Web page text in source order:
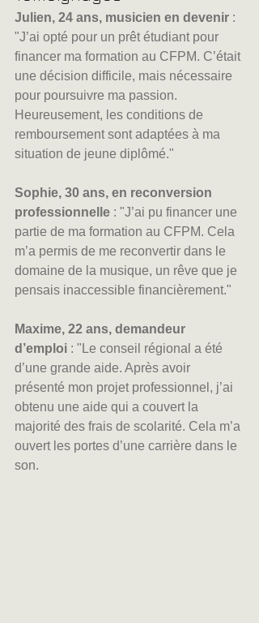
Julien, 24 ans, musicien en devenir :
"J’ai opté pour un prêt étudiant pour
financer ma formation au CFPM. C’était
une décision difficile, mais nécessaire
pour poursuivre ma passion.
Heureusement, les conditions de
remboursement sont adaptées à ma
situation de jeune diplômé."
Sophie, 30 ans, en reconversion
professionnelle : "J’ai pu financer une
partie de ma formation au CFPM. Cela
m’a permis de me reconvertir dans le
domaine de la musique, un rêve que je
pensais inaccessible financièrement."
Maxime, 22 ans, demandeur
d’emploi : "Le conseil régional a été
d’une grande aide. Après avoir
présenté mon projet professionnel, j’ai
obtenu une aide qui a couvert la
majorité des frais de scolarité. Cela m’a
ouvert les portes d’une carrière dans le
son.